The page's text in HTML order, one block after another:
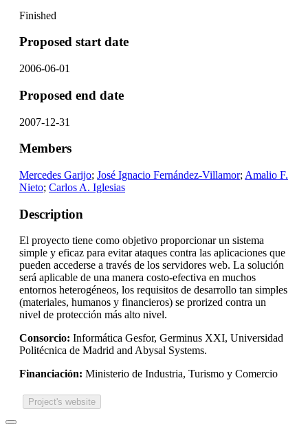
Finished
Proposed start date
2006-06-01
Proposed end date
2007-12-31
Members
Mercedes Garijo; José Ignacio Fernández-Villamor; Amalio F.
Nieto; Carlos A. Iglesias
Description
El proyecto tiene como objetivo proporcionar un sistema
simple y eficaz para evitar ataques contra las aplicaciones que
pueden accederse a través de los servidores web. La solución
será aplicable de una manera costo-efectiva en muchos
entornos heterogéneos, los requisitos de desarrollo tan simples
(materiales, humanos y financieros) se prorized contra un
nivel de protección más alto nivel.
Consorcio: Informática Gesfor, Germinus XXI, Universidad
Politécnica de Madrid and Abysal Systems.
Financiación: Ministerio de Industria, Turismo y Comercio
Project's website